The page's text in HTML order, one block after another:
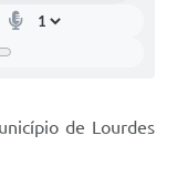
de Lourdes